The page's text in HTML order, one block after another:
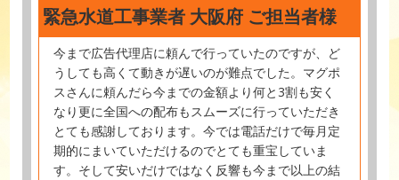
緊急水道工事業者 大阪府 ご担当者様
今まで広告代理店に頼んで行っていたのですが、ど
うしても高くて動きが遅いのが難点でした。マグポ
スさんに頼んだら今までの金額より何と3割も安く
なり更に全国への配布もスムーズに行っていただき
とても感謝しております。今では電話だけで毎月定
期的にまいていただけるのでとても重宝していま
す。そして安いだけではなく反響も今まで以上の結